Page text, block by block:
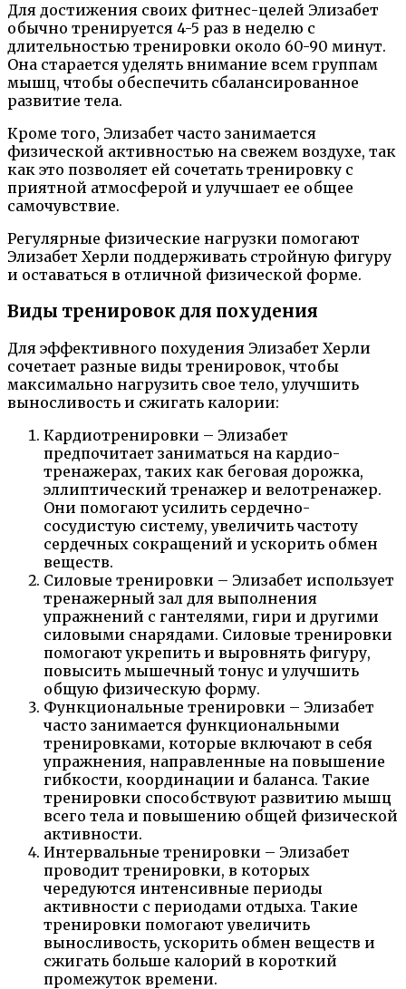
Для достижения своих фитнес-целей Элизабет
обычно тренируется 4-5 раз в неделю с
длительностью тренировки около 60-90 минут.
Она старается уделять внимание всем группам
мышц, чтобы обеспечить сбалансированное
развитие тела.
Кроме того, Элизабет часто занимается
физической активностью на свежем воздухе, так
как это позволяет ей сочетать тренировку с
приятной атмосферой и улучшает ее общее
самочувствие.
Регулярные физические нагрузки помогают
Элизабет Херли поддерживать стройную фигуру
и оставаться в отличной физической форме.
Виды тренировок для похудения
Для эффективного похудения Элизабет Херли
сочетает разные виды тренировок, чтобы
максимально нагрузить свое тело, улучшить
выносливость и сжигать калории:
Кардиотренировки – Элизабет
предпочитает заниматься на кардио-
тренажерах, таких как беговая дорожка,
эллиптический тренажер и велотренажер.
Они помогают усилить сердечно-
сосудистую систему, увеличить частоту
сердечных сокращений и ускорить обмен
веществ.
Силовые тренировки – Элизабет использует
тренажерный зал для выполнения
упражнений с гантелями, гири и другими
силовыми снарядами. Силовые тренировки
помогают укрепить и выровнять фигуру,
повысить мышечный тонус и улучшить
общую физическую форму.
Функциональные тренировки – Элизабет
часто занимается функциональными
тренировками, которые включают в себя
упражнения, направленные на повышение
гибкости, координации и баланса. Такие
тренировки способствуют развитию мышц
всего тела и повышению общей физической
активности.
Интервальные тренировки – Элизабет
проводит тренировки, в которых
чередуются интенсивные периоды
активности с периодами отдыха. Такие
тренировки помогают увеличить
выносливость, ускорить обмен веществ и
сжигать больше калорий в короткий
промежуток времени.